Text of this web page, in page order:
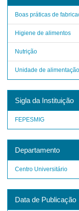
Boas práticas de
Higiene de alimentos
Nutrição
Unidade de
Sigla da Instituição
FEPESMIG
Departamento
Centro Universitário
Data de Publicação